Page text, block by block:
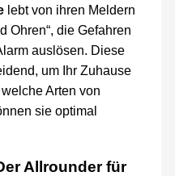
lebt von ihren Meldern
Ohren“, die Gefahren
auslösen. Diese
um Ihr Zuhause
Arten von
sie optimal
Allrounder für